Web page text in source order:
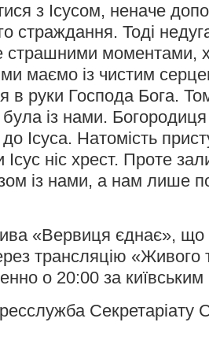
з Ісусом, неначе
страждання. Тоді
страшними моментами,
маємо із чистим
в руки Господа Бога.
із нами.
Ісуса. Натомість
ніс хрест. Проте
із нами, а нам лише
«Вервиця єднає», що
трансляцію «Живого
о 20:00 за
Секретаріату